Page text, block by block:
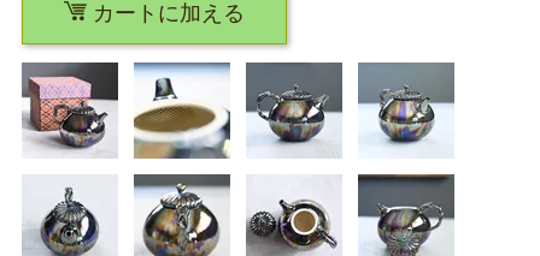
カートに加える